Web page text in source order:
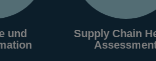
Supply Chain Health
Assessment